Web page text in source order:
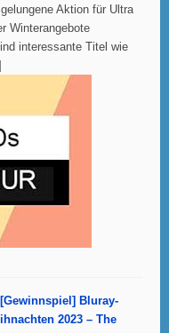
Aktion für Ultra
Winterangebote
interessante Titel wie
[Gewinnspiel] Bluray-
2023 – The